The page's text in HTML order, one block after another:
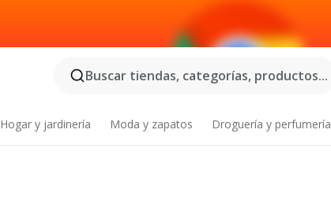
Buscar tiendas, categorías, productos...
Hogar y jardinería Moda y zapatos Droguería y perfumería